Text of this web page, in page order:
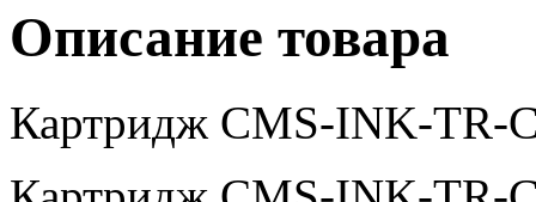
Описание товара
Картридж CMS-INK-TR-